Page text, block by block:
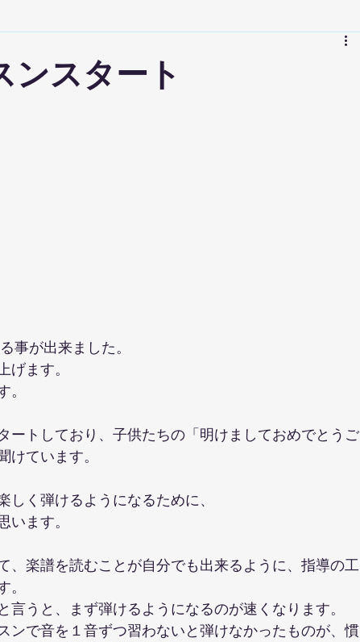
スタート
事が出来ました。
ます。
ートしており、子供たちの「明けましておめでとうご
ています。
く弾けるようになるために、
ます。
、楽譜を読むことが自分でも出来るように、指導の工
うと、まず弾けるようになるのが速くなります。
ンで音を１音ずつ習わないと弾けなかったものが、慣